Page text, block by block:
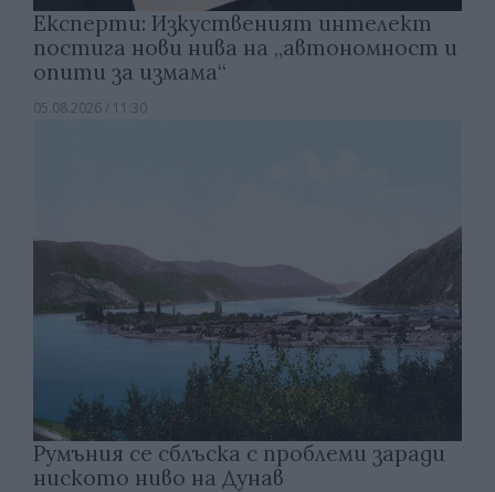
Експерти: Изкуственият интелект
постига нови нива на „автономност и
опити за измама“
05.08.2026 / 11:30
Румъния се сблъска с проблеми заради
ниското ниво на Дунав